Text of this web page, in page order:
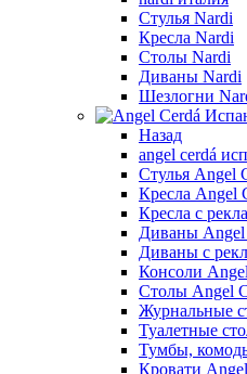
Стулья Nardi
Кресла Nardi
Столы Nardi
Диваны Nardi
Шезлогни
Назад
angel cerdá
Стулья Angel
Кресла Angel
Кресла с
Диваны Angel
Диваны с
Консоли
Столы Angel
Журнальные
Туалетные
Тумбы,
Кровати